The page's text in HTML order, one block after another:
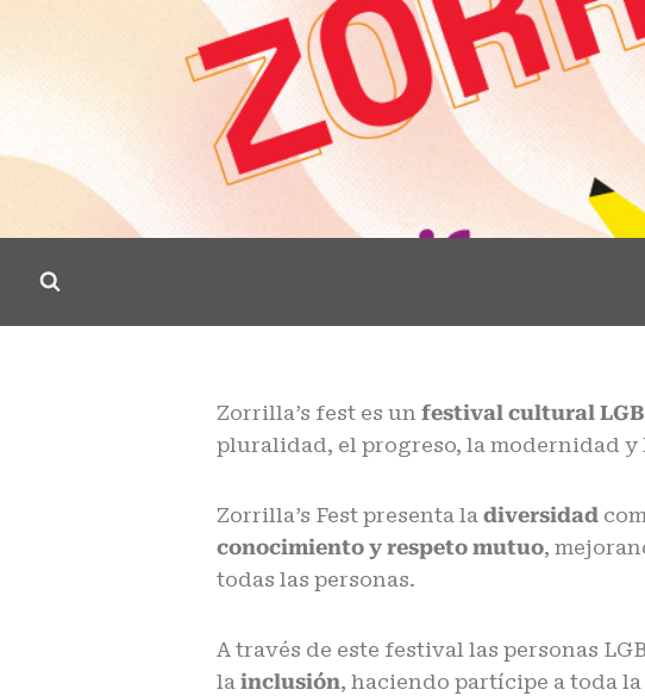
Zorrilla’s fest es un festival cultural
pluralidad, el progreso, la modernidad y
Zorrilla’s Fest presenta la diversidad
conocimiento y respeto mutuo,
todas las personas.
A través de este festival las personas
la inclusión, haciendo partícipe a toda